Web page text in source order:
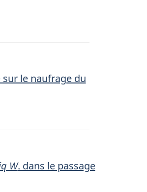
sur le naufrage du
W. dans le passage